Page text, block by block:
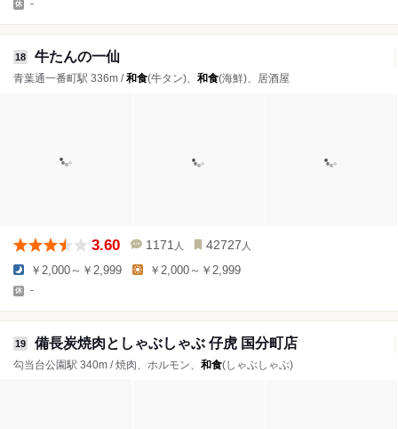
-
18 牛たんの一仙
青葉通一番町駅 336m /和食(牛タン)、 和食(海鮮)、居酒屋
3.60 1171 人 42727 人
￥2,000～￥2,999 ￥2,000～￥2,999
-
19 備長炭焼肉としゃぶしゃぶ 仔虎 国分町店
勾当台公園駅 340m / 焼肉、ホルモン、 和食(しゃぶしゃぶ)